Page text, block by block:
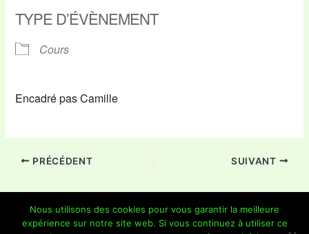
TYPE D’ÉVÈNEMENT
Cours
Encadré pas Camille
PRÉCÉDENT SUIVANT
Nous utilisons des cookies pour vous garantir la meilleure
expérience sur notre site web. Si vous continuez à utiliser ce